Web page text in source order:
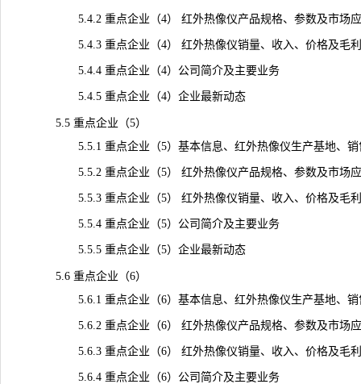
5.4.2 重点企业（4） 红外热像仪产品规格、参数及市场
5.4.3 重点企业（4） 红外热像仪销量、收入、价格及毛利
5.4.4 重点企业（4）公司简介及主要业务
5.4.5 重点企业（4）企业最新动态
5.5 重点企业（5）
5.5.1 重点企业（5）基本信息、红外热像仪生产基地、销
5.5.2 重点企业（5） 红外热像仪产品规格、参数及市场
5.5.3 重点企业（5） 红外热像仪销量、收入、价格及毛利
5.5.4 重点企业（5）公司简介及主要业务
5.5.5 重点企业（5）企业最新动态
5.6 重点企业（6）
5.6.1 重点企业（6）基本信息、红外热像仪生产基地、销
5.6.2 重点企业（6） 红外热像仪产品规格、参数及市场
5.6.3 重点企业（6） 红外热像仪销量、收入、价格及毛利
5.6.4 重点企业（6）公司简介及主要业务